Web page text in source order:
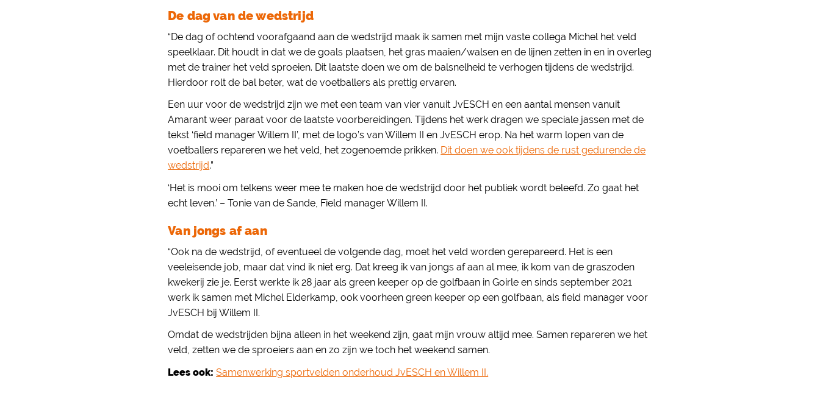
De dag van de wedstrijd
“De dag of ochtend voorafgaand aan de wedstrijd maak ik samen met mijn vaste collega Michel het veld
speelklaar. Dit houdt in dat we de goals plaatsen, het gras maaien/walsen en de lijnen zetten in en in overleg
met de trainer het veld sproeien. Dit laatste doen we om de balsnelheid te verhogen tijdens de wedstrijd.
Hierdoor rolt de bal beter, wat de voetballers als prettig ervaren.
Een uur voor de wedstrijd zijn we met een team van vier vanuit JvESCH en een aantal mensen vanuit
Amarant weer paraat voor de laatste voorbereidingen. Tijdens het werk dragen we speciale jassen met de
tekst ‘field manager Willem II’, met de logo’s van Willem II en JvESCH erop. Na het warm lopen van de
voetballers repareren we het veld, het zogenoemde prikken. Dit doen we ook tijdens de rust gedurende de
wedstrijd.”
‘Het is mooi om telkens weer mee te maken hoe de wedstrijd door het publiek wordt beleefd. Zo gaat het
echt leven.’ – Tonie van de Sande, Field manager Willem II.
Van jongs af aan
“Ook na de wedstrijd, of eventueel de volgende dag, moet het veld worden gerepareerd. Het is een
veeleisende job, maar dat vind ik niet erg. Dat kreeg ik van jongs af aan al mee, ik kom van de graszoden
kwekerij zie je. Eerst werkte ik 28 jaar als green keeper op de golfbaan in Goirle en sinds september 2021
werk ik samen met Michel Elderkamp, ook voorheen green keeper op een golfbaan, als field manager voor
JvESCH bij Willem II.
Omdat de wedstrijden bijna alleen in het weekend zijn, gaat mijn vrouw altijd mee. Samen repareren we het
veld, zetten we de sproeiers aan en zo zijn we toch het weekend samen.
Lees ook: Samenwerking sportvelden onderhoud JvESCH en Willem II.